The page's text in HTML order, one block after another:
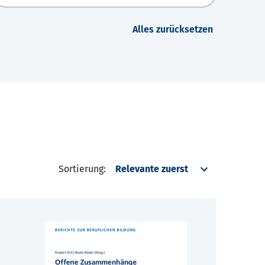
Alles zurücksetzen
Sortierung: